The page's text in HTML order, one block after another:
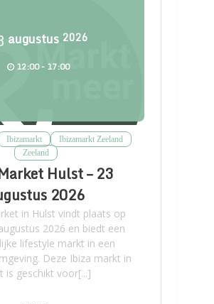
augustus 2026
12:00 - 17:00
Ibizamarkt
Ibizamarkt Zeeland
Zeeland
Hulst – 23
2026
in Hulst vindt plaats op
2026 en biedt een
lifestyle markt in een
Deze Ibiza markt in
is geschikt voor[...]